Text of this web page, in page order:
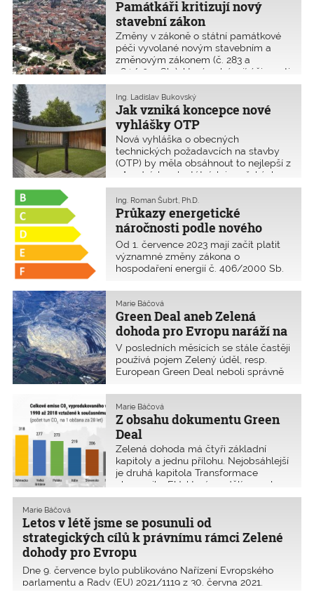
které stavbě stavbyvedoucí skutečně
působí a na které nikoliv nebo jen
„papírově“.
Památkáři kritizují nový
stavební zákon
Změny v zákoně o státní památkové
péči vyvolané novým stavebním a
změnovým zákonem (č. 283 a
284/2021 Sb.), které nabývají účinnosti
1. července 2023, jsou relativně velké a
dotýkají se několika základních okruhů
problémů. Asi nejvíce kontroverzní je
zrušení ochranných pásem podle
zákona o státní památkové péči.
Sporným bodem je i přístup k
památkově chráněným územím ve
stavebním zákoně.
Jak vzniká koncepce nové
vyhlášky OTP
Ing. Ladislav Bukovský
Nová vyhláška o obecných
technických požadavcích na stavby
(OTP) by měla obsáhnout to nejlepší z
původních celostátních i pražských
předpisů, pokud nejsou již řešeny v
zákoně. K tomu, co chtějí města řešit
odchylně, se zatím vyjádřila jen
Ostrava a Opava. Vzhledem
k notifikaci v EU musí projít
meziresortním připomínkovým řízení
asi do dubna 2022. Její návrh by proto
měl být připraven do konce roku 2021.
Průkazy energetické
náročnosti podle nového
stavebního zákona
Ing. Roman Šubrt, Ph.D.
Od 1. července 2023 mají začít platit
významné změny zákona o
hospodaření energií č. 406/2000 Sb.
zpracování průkazu energetické
náročnosti budov, které se budou
vydávat až ke kolaudaci budovy.
Dojde ke zpřísnění jejich kontrol.
Green Deal aneb Zelená
dohoda pro Evropu naráží na
energetickou krizi
Marie Báčová
V posledních měsících se stále častěji
používá pojem Zelený úděl, resp.
European Green Deal neboli správně
Co vlastně znamená a jak se k němu
staví čeští představitelé?
Z obsahu dokumentu Green
Deal
Marie Báčová
Zelená dohoda má čtyři základní
kapitoly a jednu přílohu. Nejobsáhlejší
je druhá kapitola Transformace
ekonomiky EU, která se dělí na celou
řadu podkapitol. Příloha obsahuje
pro vytvoření právního rámce Zelené
dohody.
Letos v létě jsme se posunuli od
strategických cílů k právnímu rámci Zelené
dohody pro Evropu
Marie Báčová
Dne 9. července bylo publikováno Nařízení Evropského
parlamentu a Rady (EU) 2021/1119 z 30. června 2021.